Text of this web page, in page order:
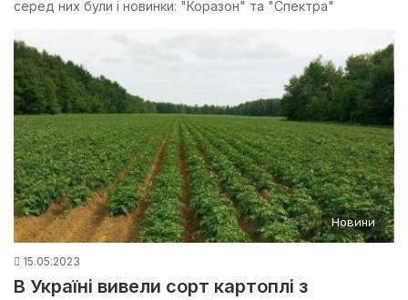
серед них були і новинки: "Коразон" та "Спектра"
Новини
15.05.2023
В Україні вивели сорт картоплі з